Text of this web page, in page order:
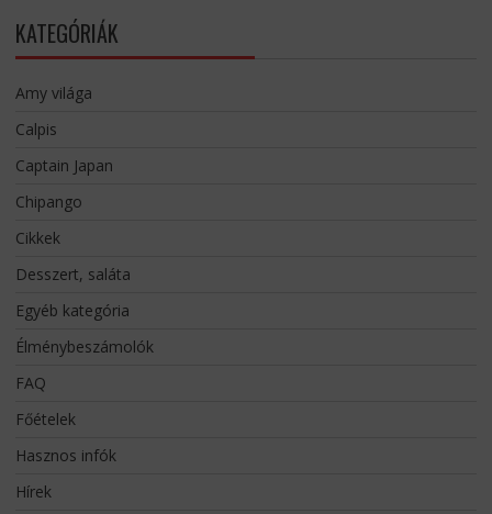
KATEGÓRIÁK
Amy világa
Calpis
Captain Japan
Chipango
Cikkek
Desszert, saláta
Egyéb kategória
Élménybeszámolók
FAQ
Főételek
Hasznos infók
Hírek